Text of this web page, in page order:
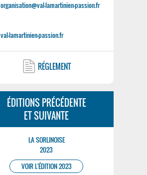
organisation@val-lamartinien-passion.fr
val-lamartinien-passion.fr
RÉGLEMENT
ÉDITIONS PRÉCÉDENTE
ET SUIVANTE
LA SORLINOISE
2023
VOIR L'ÉDITION 2023